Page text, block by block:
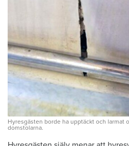
Hyresgästen borde ha upptäckt och larmat
domstolarna.